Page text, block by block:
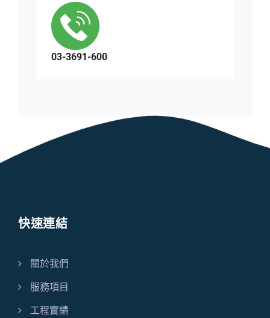
03-3691-600
快速連結
關於我們
服務項目
工程實績